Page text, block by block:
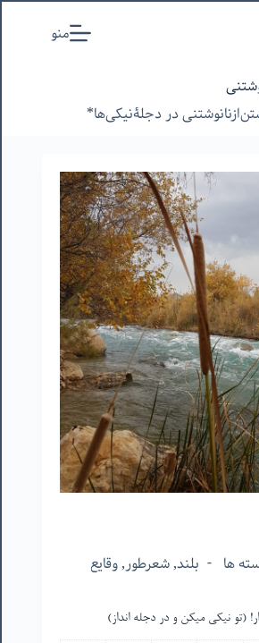
منو
در‌ دجلۀنیکی‌ها*
بلند,شعرطور,وقایع
(تو نیکی میکن و در دجله انداز)